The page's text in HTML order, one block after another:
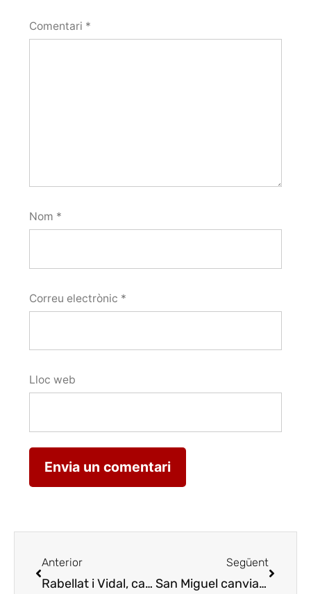
Comentari *
Nom *
Correu electrònic *
Lloc web
Anterior
Rabellat i Vidal, cava oficial de l’Aplec Rabellat i
Següent
San Miguel canvia la imatge aquest 2008 sense perdre l’essència